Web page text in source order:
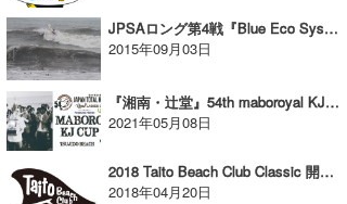
JPSAロング第4戦『Blue Eco System All Japan Pro』｜嵯峨明日香のJPSAレポート
2015年09月03日
『湘南・辻堂』54th maboroyal KJ cup 2021エントリー受付開始！【AD】
2021年05月08日
2018 Taito Beach Club Classic 開催のご案内 / エントリー受付スタート!!
2018年04月20日
chappy
Romisea